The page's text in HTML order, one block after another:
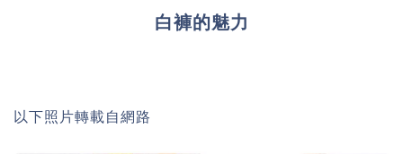
白褲的魅力
以下照片轉載自網路